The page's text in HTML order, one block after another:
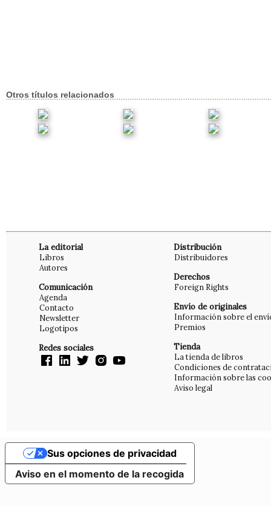
Otros títulos relacionados
La editorial
Libros
Autores
Comunicación
Agenda
Contacto
Newsletter
Logotipos
Redes sociales
Distribución
Distribuidores
Derechos
Foreign Rights
Envío de originales
Información sobre el
Premios
Tienda
La tienda de libros
Condiciones de
Información sobre las
Aviso legal
Aviso en el momento de la recogida
Sus opciones de privacidad